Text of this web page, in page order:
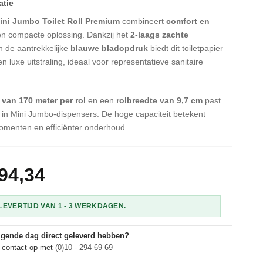
Jumbo Toilet Roll Premium combineert comfort en
compacte oplossing. Dankzij het 2-laags zachte
de aantrekkelijke blauwe bladopdruk biedt dit toiletpapier
luxe uitstraling, ideaal voor representatieve sanitaire
170 meter per rol en een rolbreedte van 9,7 cm past
Mini Jumbo-dispensers. De hoge capaciteit betekent
en efficiënter onderhoud.
VAN 1 - 3 WERKDAGEN.
dag direct geleverd hebben?
contact op met (0)10 - 294 69 69